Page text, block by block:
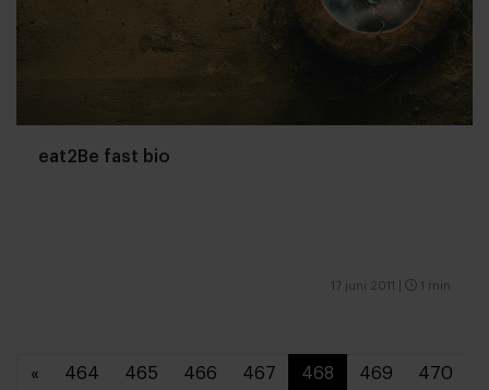
eat2Be fast bio
17 juni 2011 1 min
« 464 465 466 467 468 469 470